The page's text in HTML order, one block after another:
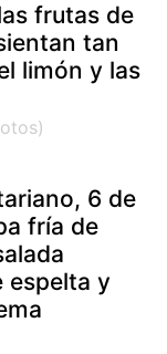
frutas de
tan
limón y las
6 de
fría de
espelta y